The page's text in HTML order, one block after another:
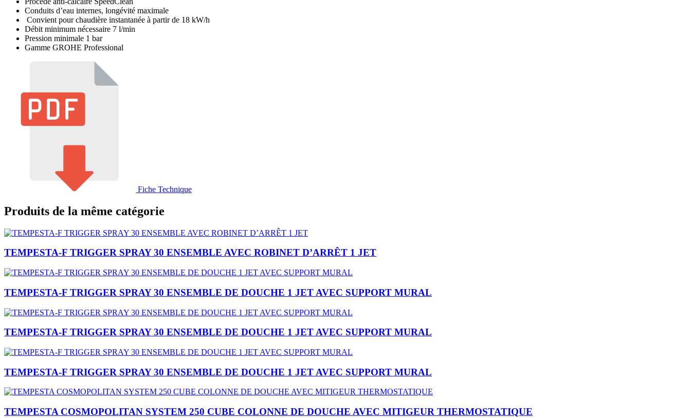
Conduits d’eau internes, longévité maximale
Convient pour chaudière instantanée à partir de 18 kW/h
Débit minimum nécessaire 7 l/min
Pression minimale 1 bar
Gamme GROHE Professional
Fiche Technique
Produits de la même catégorie
TEMPESTA-F TRIGGER SPRAY 30 ENSEMBLE AVEC ROBINET D’ARRÊT 1 JET
TEMPESTA-F TRIGGER SPRAY 30 ENSEMBLE DE DOUCHE 1 JET AVEC SUPPORT MURAL
TEMPESTA-F TRIGGER SPRAY 30 ENSEMBLE DE DOUCHE 1 JET AVEC SUPPORT MURAL
TEMPESTA-F TRIGGER SPRAY 30 ENSEMBLE DE DOUCHE 1 JET AVEC SUPPORT MURAL
TEMPESTA COSMOPOLITAN SYSTEM 250 CUBE COLONNE DE DOUCHE AVEC MITIGEUR THERMOSTATIQUE